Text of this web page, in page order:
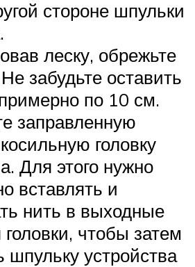
стороне шпульки
леску, обрежьте
забудьте оставить
по 10 см.
заправленную
головку
Для этого нужно
вставлять и
нить в выходные
головки, чтобы затем
шпульку устройства